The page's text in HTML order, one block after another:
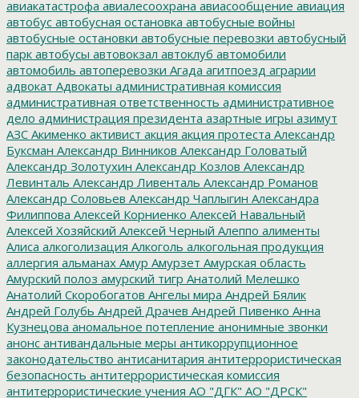
авиакатастрофа авиалесоохрана авиасообщение авиация
автобус автобусная остановка автобусные войны
автобусные остановки автобусные перевозки автобусный
парк автобусы автовокзал автоклуб автомобили
автомобиль автоперевозки Агада агитпоезд аграрии
адвокат Адвокаты административная комиссия
административная ответственность административное
дело администрация президента азартные игры азимут
АЗС Акименко активист акция акция протеста Александр
Буксман Александр Винников Александр Головатый
Александр Золотухин Александр Козлов Александр
Левинталь Александр Ливенталь Александр Романов
Александр Соловьев Александр Чаплыгин Александра
Филиппова Алексей Корниенко Алексей Навальный
Алексей Хозяйский Алексей Черный Алеппо алименты
Алиса алкоголизация Алкоголь алкогольная продукция
аллергия альманах Амур Амурзет Амурская область
Амурский полоз амурский тигр Анатолий Мелешко
Анатолий Скоробогатов Ангелы мира Андрей Бялик
Андрей Голубь Андрей Драчев Андрей Пивенко Анна
Кузнецова аномальное потепление анонимные звонки
анонс антивандальные меры антикоррупционное
законодательство антисанитария антитеррористическая
безопасность антитеррористическая комиссия
антитеррористические учения АО "ДГК" АО "ДРСК"